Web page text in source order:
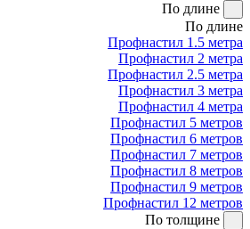
По длине
По длине
Профнастил 1.5 метра
Профнастил 2 метра
Профнастил 2.5 метра
Профнастил 3 метра
Профнастил 4 метра
Профнастил 5 метров
Профнастил 6 метров
Профнастил 7 метров
Профнастил 8 метров
Профнастил 9 метров
Профнастил 12 метров
По толщине